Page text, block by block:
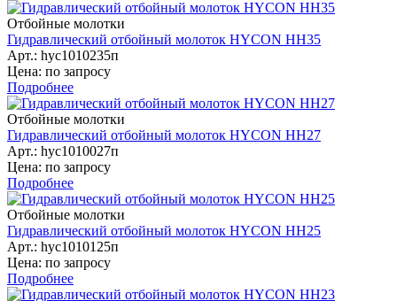
Отбойные молотки
Гидравлический отбойный молоток HYCON HH35
Арт.: hyc1010235п
Цена: по запросу
Подробнее
Отбойные молотки
Гидравлический отбойный молоток HYCON HH27
Арт.: hyc1010027п
Цена: по запросу
Подробнее
Отбойные молотки
Гидравлический отбойный молоток HYCON HH25
Арт.: hyc1010125п
Цена: по запросу
Подробнее